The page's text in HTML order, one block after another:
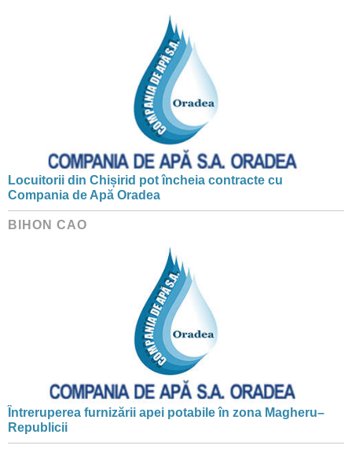
Locuitorii din Chișirid pot încheia contracte cu
Compania de Apă Oradea
BIHON CAO
Întreruperea furnizării apei potabile în zona Magheru–
Republicii